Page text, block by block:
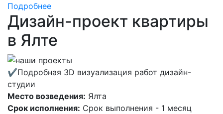
Подробнее
Дизайн-проект квартиры
в Ялте
✔Подробная 3D визуализация работ дизайн-
студии
Место возведения: Ялта
Срок исполнения: Срок выполнения - 1 месяц